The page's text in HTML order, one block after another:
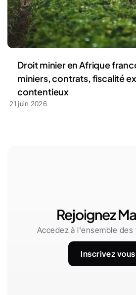
Droit minier en Afrique
miniers, contrats, fiscalité
contentieux
21 juin 2026
Rejoignez
Accedez à l'ensemble des
Inscrivez vous